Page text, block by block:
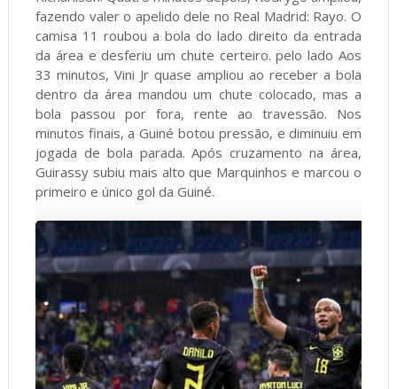
fazendo valer o apelido dele no Real Madrid: Rayo. O
camisa 11 roubou a bola do lado direito da entrada
da área e desferiu um chute certeiro. pelo lado Aos
33 minutos, Vini Jr quase ampliou ao receber a bola
dentro da área mandou um chute colocado, mas a
bola passou por fora, rente ao travessão. Nos
minutos finais, a Guiné botou pressão, e diminuiu em
jogada de bola parada. Após cruzamento na área,
Guirassy subiu mais alto que Marquinhos e marcou o
primeiro e único gol da Guiné.